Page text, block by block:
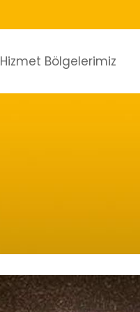
Hizmet Bölgelerimiz